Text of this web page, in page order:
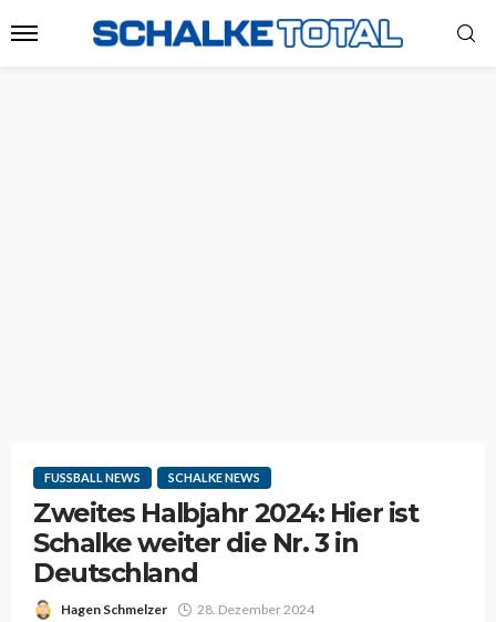
FUSSBALL NEWS SCHALKE NEWS
Zweites Halbjahr 2024: Hier ist
Schalke weiter die Nr. 3 in
Deutschland
Hagen Schmelzer 28. Dezember 2024